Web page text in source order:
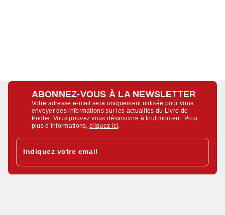
ABONNEZ-VOUS À LA NEWSLETTER
Votre adresse e-mail sera uniquement utilisée pour vous
envoyer des informations sur les actualités du Livre de
Poche. Vous pouvez vous désinscrire à tout moment. Pour
plus d’informations,cliquez ici
Indiquez votre email